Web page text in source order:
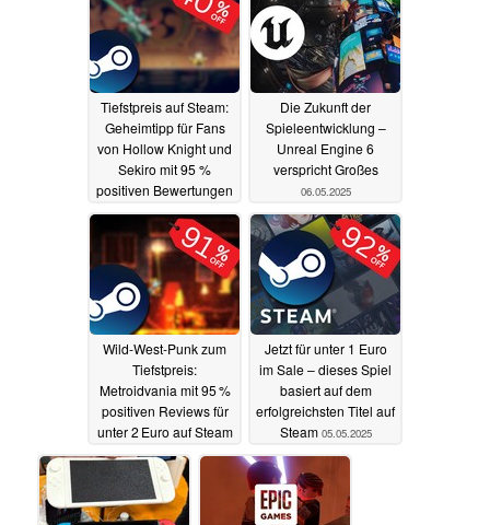
Tiefstpreis auf Steam:
Geheimtipp für Fans
von Hollow Knight und
Sekiro mit 95 %
positiven Bewertungen
im Sale06.05.2025
Die Zukunft der
Spieleentwicklung –
Unreal Engine 6
verspricht Großes
06.05.2025
Wild-West-Punk zum
Tiefstpreis:
Metroidvania mit 95 %
positiven Reviews für
unter 2 Euro auf Steam
05.05.2025
Jetzt für unter 1 Euro
im Sale – dieses Spiel
basiert auf dem
erfolgreichsten Titel auf
Steam 05.05.2025